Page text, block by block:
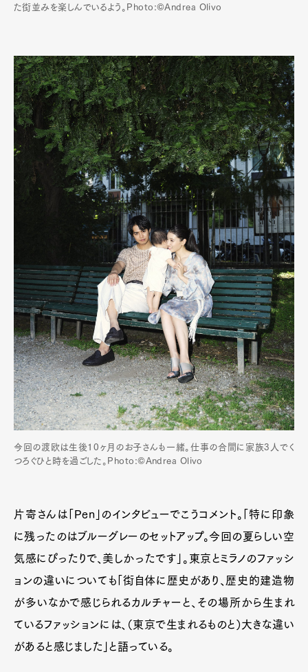
た街並みを楽しんでいるよう。Photo:©️Andrea Olivo
今回の渡欧は生後10ヶ月のお子さんも一緒。仕事の合間に家族3人でく
つろぐひと時を過ごした。Photo:©️Andrea Olivo
片寄さんは「Pen」のインタビューでこうコメント。「特に印象
に残ったのはブルーグレーのセットアップ。今回の夏らしい空
気感にぴったりで、美しかったです」。東京とミラノのファッシ
ョンの違いについても「街自体に歴史があり、歴史的建造物
が多いなかで感じられるカルチャーと、その場所から生まれ
ているファッションには、（東京で生まれるものと）大きな違い
があると感じました」と語っている。